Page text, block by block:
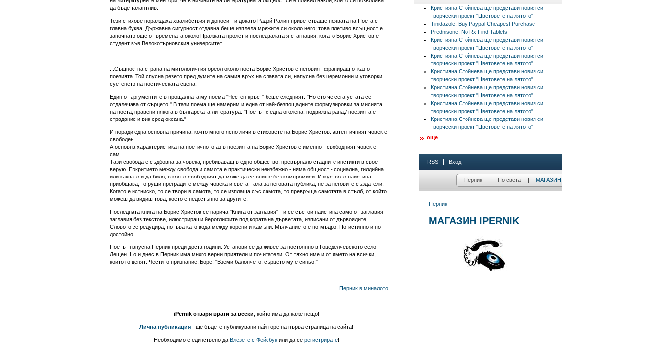
да бъде талантлив.
Тези стихове пораждаха хвалибствия и доноси - и докато Радой Ралин приветстваше появата на Поета с
главна буква, Държавна сигурност отдавна беше изплела мрежите си около него; това плетиво всъщност е
започнато още от времената около Пражката пролет и последвалата я стагнация, когато Борис Христов е
студент във Велокотърновския университет...
...Същностна страна на митологичния ореол около поета Борис Христов е неговият фрапиращ отказ от
поезията. Той спусна резето пред думите на самия връх на славата си, напусна без церемонии и уговорки
суетенето на поетическата сцена.
Един от аргументите в прощалната му поема "Честен кръст" беше следният: "Но ето че сега устата се
отдалечава от сърцето." В тази поема ще намерим и една от най-безпощадните формулировки за мисията
на поета, правени някога в българската литература: "Поетът е една оголена, подвижна рана,/ поезията е
страдание и вик сред океана."
И поради една основна причина, която много ясно личи в стиховете на Борис Христов: автентичният човек е
свободен.
А основна характеристика на поетичното аз в поезията на Борис Христов е именно - свободният човек е
сам.
Тази свобода е съдбовна за човека, пребиваващ в едно общество, превърнало стадните инстикти в свое
верую. Покритието между свобода и самота е практически неизбежно - няма общност - социална, гилдийна
или каквато и да било, в която свободният да може да се впише без компромиси. Изкуството наистина
приобщава, то руши преградите между човека и света - ала за неговата публика, не за неговите създатели.
Когато е истниско, то се твори в самота, то се изплаща със самота, то превръща самотата в стълб, от който
можеш да видиш това, което е недостъпно за другите.
Последната книга на Борис Христов се нарича "Книга от заглавия" - и се състои наистина само от заглавия -
заглавия без текстове, илюстриращи йероглифите под кората на дърветата, изписани от дървоядите.
Словото се редуцира, потъва като вода между корени и камъни. Мълчанието е по-мъдро. По-истинно и по-
достойно.
Поетът напусна Перник преди доста години. Установи се да живее за постоянно в Гоцеделчевското село
Лещен. Но и днес в Перник има много верни приятели и почитатели. От тяхно име и от името на всички,
които го ценят: Честито признание, Боре! "Вземи балончето, сърцето му е синьо!"
Перник в миналото
iPernik отваря врати за всеки , който има да каже нещо!
Лична публикация - ще бъдете публикувани най-горе на първа страница на сайта!
Необходимо е единствено да Влезете с Фейсбукили да се регистрирате!
Кристияна Стойнева ще представи новия си
творчески проект "Цветовете на лятото"
Tinidazole: Buy Paypal Cheapest Purchase
Prednisone: No Rx Find Tablets
Кристияна Стойнева ще представи новия си
творчески проект "Цветовете на лятото"
Кристияна Стойнева ще представи новия си
творчески проект "Цветовете на лятото"
Кристияна Стойнева ще представи новия си
творчески проект "Цветовете на лятото"
Кристияна Стойнева ще представи новия си
творчески проект "Цветовете на лятото"
Кристияна Стойнева ще представи новия си
творчески проект "Цветовете на лятото"
Кристияна Стойнева ще представи новия си
творчески проект "Цветовете на лятото"
още